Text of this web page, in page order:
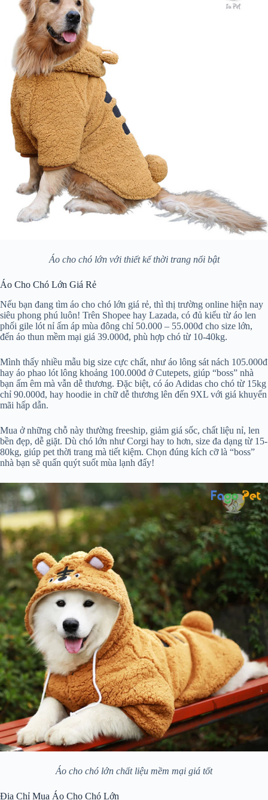
Áo cho chó lớn với thiết kế thời trang nổi bật
Áo Cho Chó Lớn Giá Rẻ
Nếu bạn đang tìm áo cho chó lớn giá rẻ, thì thị trường online hiện nay
siêu phong phú luôn! Trên Shopee hay Lazada, có đủ kiểu từ áo len
phối gile lót nỉ ấm áp mùa đông chỉ 50.000 – 55.000đ cho size lớn,
đến áo thun mềm mại giá 39.000đ, phù hợp chó từ 10-40kg.
Mình thấy nhiều mẫu big size cực chất, như áo lông sát nách 105.000đ
hay áo phao lót lông khoảng 100.000đ ở Cutepets, giúp “boss” nhà
bạn ấm êm mà vẫn dễ thương. Đặc biệt, có áo Adidas cho chó từ 15kg
chỉ 90.000đ, hay hoodie in chữ dễ thương lên đến 9XL với giá khuyến
mãi hấp dẫn.
Mua ở những chỗ này thường freeship, giảm giá sốc, chất liệu nỉ, len
bền đẹp, dễ giặt. Dù chó lớn như Corgi hay to hơn, size đa dạng từ 15-
80kg, giúp pet thời trang mà tiết kiệm. Chọn đúng kích cỡ là “boss”
nhà bạn sẽ quấn quýt suốt mùa lạnh đấy!
Áo cho chó lớn chất liệu mềm mại giá tốt
Địa Chỉ Mua Áo Cho Chó Lớn